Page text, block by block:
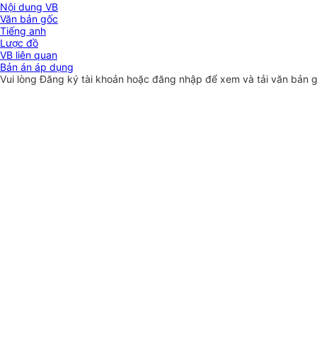
Nội dung VB
Văn bản gốc
Tiếng anh
Lược đồ
VB liên quan
Bản án áp dụng
Vui lòngĐăng ký tài khoản hoặc đăng nhập để xem và tải văn bản